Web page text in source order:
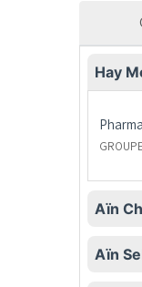
Hay
Aïn
Aïn